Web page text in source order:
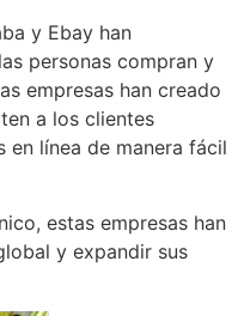
y Ebay han
personas compran y
empresas han creado
a los clientes
línea de manera fácil
estas empresas han
y expandir sus